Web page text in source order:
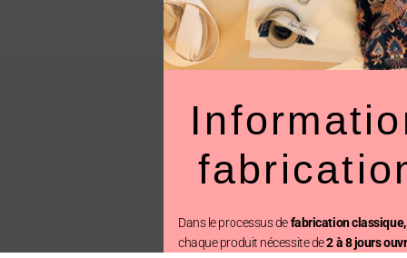
Dans le processus defabrication classique,
chaque produit nécessite de2 à 8 jours